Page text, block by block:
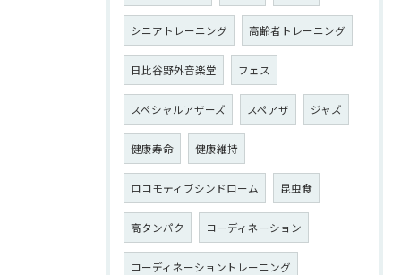
シニアトレーニング 高齢者トレーニング
日比谷野外音楽堂 フェス
スペシャルアザーズ スペアザ ジャズ
健康寿命 健康維持
ロコモティブシンドローム 昆虫食
高タンパク コーディネーション
コーディネーショントレーニング